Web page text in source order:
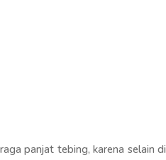
panjat tebing, karena selain di